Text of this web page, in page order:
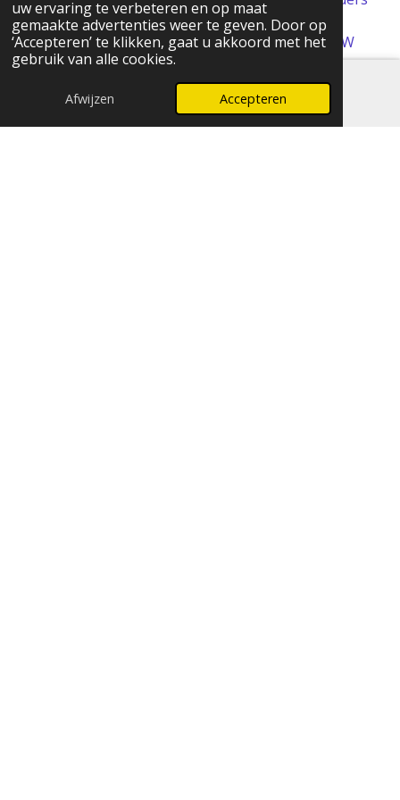
uw ervaring te verbeteren en op maat
gemaakte advertenties weer te geven. Door op
‘Accepteren’ te klikken, gaat u akkoord met het
gebruik van alle cookies.
Afwijzen Accepteren
aangegeven)
© 2024 FOMCreations, KvK Utrecht 70316023 . BTW
NL858256356B01
E-mailadres